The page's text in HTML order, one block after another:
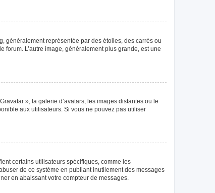
généralement représentée par des étoiles, des carrés ou
L’autre image, généralement plus grande, est une
», la galerie d’avatars, les images distantes ou le
aux utilisateurs. Si vous ne pouvez pas utiliser
certains utilisateurs spécifiques, comme les
de ce système en publiant inutilement des messages
en abaissant votre compteur de messages.